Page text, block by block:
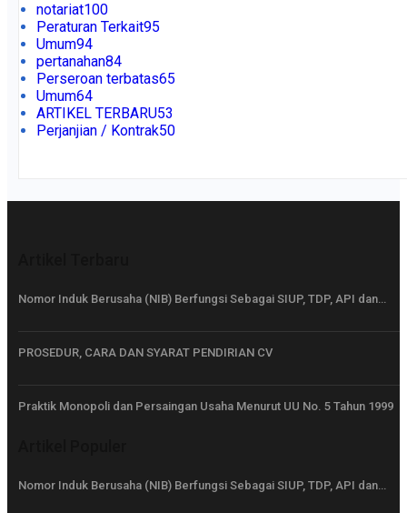
notariat100
Peraturan Terkait95
Umum94
pertanahan84
Perseroan terbatas65
Umum64
ARTIKEL TERBARU53
Perjanjian / Kontrak50
Nomor Induk Berusaha (NIB) Berfungsi Sebagai SIUP, TDP, API dan…
PROSEDUR, CARA DAN SYARAT PENDIRIAN CV
Praktik Monopoli dan Persaingan Usaha Menurut UU No. 5 Tahun 1999
Nomor Induk Berusaha (NIB) Berfungsi Sebagai SIUP, TDP, API dan…